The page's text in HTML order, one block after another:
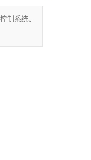
制系统、